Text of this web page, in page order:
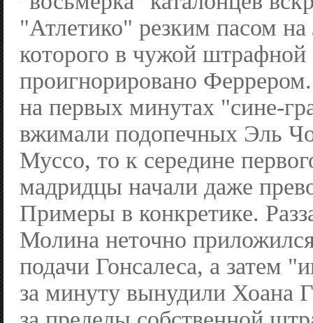
"Атлетико" резким пасом
которого в чужой
проигнорировано
на первых минутах "сине-
вжимали подопечных Эль
Муссо, то к середине
мадридцы начали даже
Примеры в конкретике.
Молина неточно
подачи Гонсалеса, а затем
за минуту вынудили Хоана